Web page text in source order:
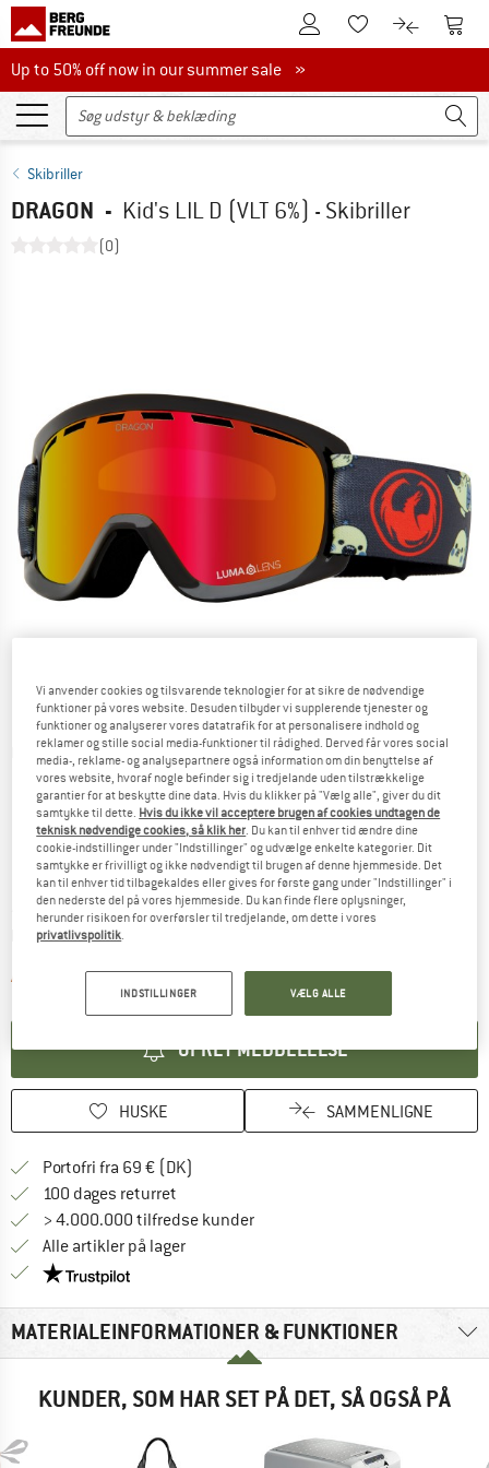
Til kundekontoenTil huskesedlen.
Til Til
Up to 50% off now in our summer sale
Up to 50% off now in our summer sale »
Skibriller
DRAGON - Kid's LIL D (VLT 6%) - Skibriller
(0)
Detaljevisning
Pris:
51,95€ inkl. moms.
KR388,34
plus Forsendelsesomkostninger
Oplysninger om
Artiklen er p.t. desværre udsolgtLinket åbnes i en infoboks og
OPRET MEDDELELSE
HUSKE SAMMENLIGNE
Portofri fra 69 € (DK)
100 dages returret
> 4.000.000 tilfredse kunder
Alle artikler på lager
Vi er Trustpilot-certificeret - oplysningerne får du
MATERIALEINFORMATIONER & FUNKTIONER
KUNDER, SOM HAR SET PÅ DET, SÅ OGSÅ PÅ
Vi anvender cookies og tilsvarende teknologier for at sikre de nødvendige
funktioner på vores website. Desuden tilbyder vi supplerende tjenester og
funktioner og analyserer vores datatrafik for at personalisere indhold og
reklamer og stille social media-funktioner til rådighed. Derved får vores social
media-, reklame- og analysepartnere også information om din benyttelse af
vores website, hvoraf nogle befinder sig i tredjelande uden tilstrækkelige
garantier for at beskytte dine data. Hvis du klikker på "Vælg alle", giver du dit
samtykke til dette. Hvis du ikke vil acceptere brugen af cookies undtagen de
teknisk nødvendige cookies, så klik her. Du kan til enhver tid ændre dine
cookie-indstillinger under "Indstillinger" og udvælge enkelte kategorier. Dit
samtykke er frivilligt og ikke nødvendigt til brugen af denne hjemmeside. Det
kan til enhver tid tilbagekaldes eller gives for første gang under "Indstillinger" i
den nederste del på vores hjemmeside. Du kan finde flere oplysninger,
herunder risikoen for overførsler til tredjelande, om dette i vores
privatlivspolitik.
INDSTILLINGER VÆLG ALLE